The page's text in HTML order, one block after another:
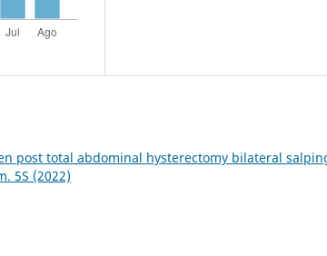
post total abdominal hysterectomy bilateral
5S (2022)